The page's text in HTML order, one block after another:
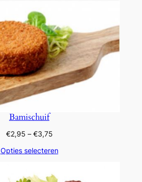
Bamischuif
€2,95 – €3,75Prijsklasse:
tot
Opties selecteren